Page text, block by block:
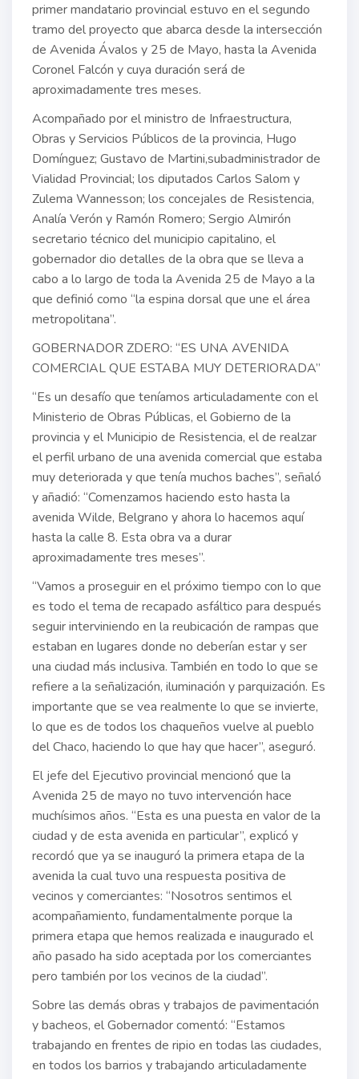
primer mandatario provincial estuvo en el segundo
tramo del proyecto que abarca desde la intersección
de Avenida Ávalos y 25 de Mayo, hasta la Avenida
Coronel Falcón y cuya duración será de
aproximadamente tres meses.
Acompañado por el ministro de Infraestructura,
Obras y Servicios Públicos de la provincia, Hugo
Domínguez; Gustavo de Martini,subadministrador de
Vialidad Provincial; los diputados Carlos Salom y
Zulema Wannesson; los concejales de Resistencia,
Analía Verón y Ramón Romero; Sergio Almirón
secretario técnico del municipio capitalino, el
gobernador dio detalles de la obra que se lleva a
cabo a lo largo de toda la Avenida 25 de Mayo a la
que definió como “la espina dorsal que une el área
metropolitana”.
GOBERNADOR ZDERO: “ES UNA AVENIDA
COMERCIAL QUE ESTABA MUY DETERIORADA”
“Es un desafío que teníamos articuladamente con el
Ministerio de Obras Públicas, el Gobierno de la
provincia y el Municipio de Resistencia, el de realzar
el perfil urbano de una avenida comercial que estaba
muy deteriorada y que tenía muchos baches”, señaló
y añadió: “Comenzamos haciendo esto hasta la
avenida Wilde, Belgrano y ahora lo hacemos aquí
hasta la calle 8. Esta obra va a durar
aproximadamente tres meses”.
“Vamos a proseguir en el próximo tiempo con lo que
es todo el tema de recapado asfáltico para después
seguir interviniendo en la reubicación de rampas que
estaban en lugares donde no deberían estar y ser
una ciudad más inclusiva. También en todo lo que se
refiere a la señalización, iluminación y parquización. Es
importante que se vea realmente lo que se invierte,
lo que es de todos los chaqueños vuelve al pueblo
del Chaco, haciendo lo que hay que hacer”, aseguró.
El jefe del Ejecutivo provincial mencionó que la
Avenida 25 de mayo no tuvo intervención hace
muchísimos años. “Esta es una puesta en valor de la
ciudad y de esta avenida en particular”, explicó y
recordó que ya se inauguró la primera etapa de la
avenida la cual tuvo una respuesta positiva de
vecinos y comerciantes: “Nosotros sentimos el
acompañamiento, fundamentalmente porque la
primera etapa que hemos realizada e inaugurado el
año pasado ha sido aceptada por los comerciantes
pero también por los vecinos de la ciudad”.
Sobre las demás obras y trabajos de pavimentación
y bacheos, el Gobernador comentó: “Estamos
trabajando en frentes de ripio en todas las ciudades,
en todos los barrios y trabajando articuladamente